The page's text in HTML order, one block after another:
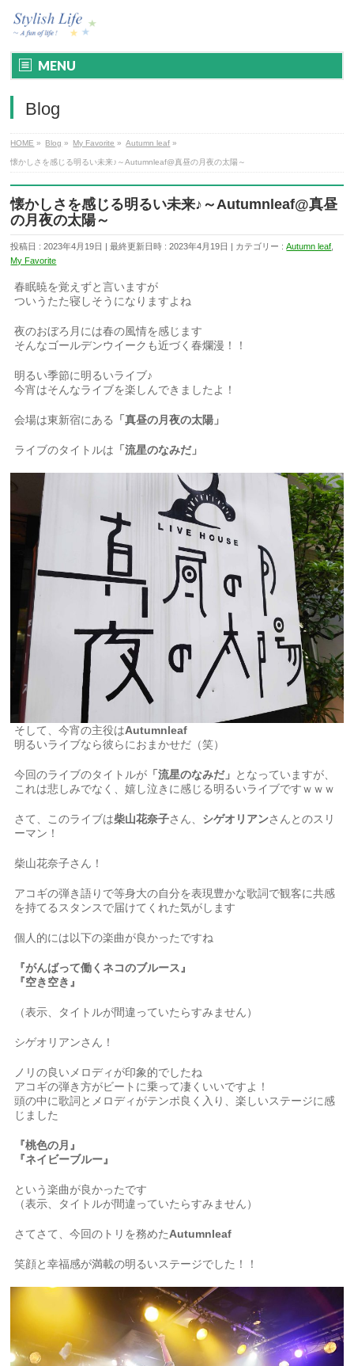
MENU
Blog
HOME » Blog » My Favorite » Autumn leaf »
懐かしさを感じる明るい未来♪～Autumnleaf@真昼の月夜の太陽～
懐かしさを感じる明るい未来♪～Autumnleaf@真昼
の月夜の太陽～
投稿日 : 2023年4月19日 最終更新日時 : 2023年4月19日 カテゴリー :Autumn leaf
My Favorite
春眠暁を覚えずと言いますが
ついうたた寝しそうになりますよね
夜のおぼろ月には春の風情を感じます
そんなゴールデンウイークも近づく春爛漫！！
明るい季節に明るいライブ♪
今宵はそんなライブを楽しんできましたよ！
会場は東新宿にある 「真昼の月夜の太陽」
ライブのタイトルは 「流星のなみだ」
そして、今宵の主役はAutumnleaf
明るいライブなら彼らにおまかせだ（笑）
今回のライブのタイトルが 「流星のなみだ」 となっていますが、
これは悲しみでなく、嬉し泣きに感じる明るいライブですｗｗｗ
さて、このライブは柴山花奈子さん、 シゲオリアンさんとのスリ
ーマン！
柴山花奈子さん！
アコギの弾き語りで等身大の自分を表現豊かな歌詞で観客に共感
を持てるスタンスで届けてくれた気がします
個人的には以下の楽曲が良かったですね
『がんばって働くネコのブルース』
『空き空き』
（表示、タイトルが間違っていたらすみません）
シゲオリアンさん！
ノリの良いメロディが印象的でしたね
アコギの弾き方がビートに乗って凄くいいですよ！
頭の中に歌詞とメロディがテンポ良く入り、楽しいステージに感
じました
『桃色の月』
『ネイビーブルー』
という楽曲が良かったです
（表示、タイトルが間違っていたらすみません）
さてさて、今回のトリを務めたAutumnleaf
笑顔と幸福感が満載の明るいステージでした！！